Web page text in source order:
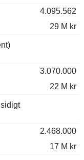
4.095.562
29 M kr
3.070.000
22 M kr
2.468.000
17 M kr